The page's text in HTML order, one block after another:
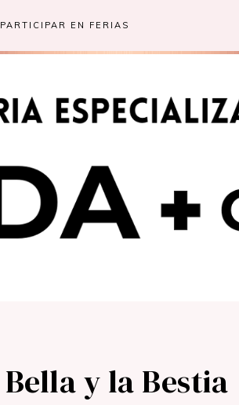
EN FERIAS
y la Bestia